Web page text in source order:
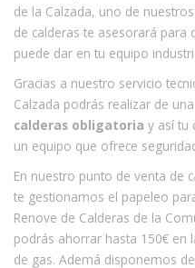
de la Calzada, uno de
de calderas te asesorará
puede dar en tu equipo
Gracias a nuestro servicio
Calzada podrás realizar de
calderas obligatoria y así tu
un equipo que ofrece
En nuestro punto de venta de
te gestionamos el papeleo
Renove de Calderas de la
podrás ahorrar hasta 150€ en
de gas. Ademá disponemos